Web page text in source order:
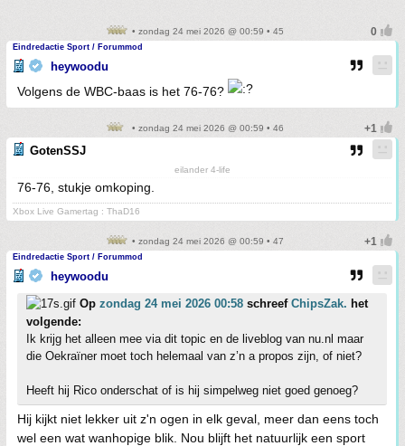
• zondag 24 mei 2026 @ 00:59 • 45
Eindredactie Sport / Forummod
heywoodu
Volgens de WBC-baas is het 76-76?
• zondag 24 mei 2026 @ 00:59 • 46
GotenSSJ
eilander 4-life
76-76, stukje omkoping.
Xbox Live Gamertag : ThaD16
• zondag 24 mei 2026 @ 00:59 • 47
Eindredactie Sport / Forummod
heywoodu
Op zondag 24 mei 2026 00:58 schreef ChipsZak. het
volgende:
Ik krijg het alleen mee via dit topic en de liveblog van nu.nl maar
die Oekraïner moet toch helemaal van z’n a propos zijn, of niet?
Heeft hij Rico onderschat of is hij simpelweg niet goed genoeg?
Hij kijkt niet lekker uit z'n ogen in elk geval, meer dan eens toch
wel een wat wanhopige blik. Nou blijft het natuurlijk een sport